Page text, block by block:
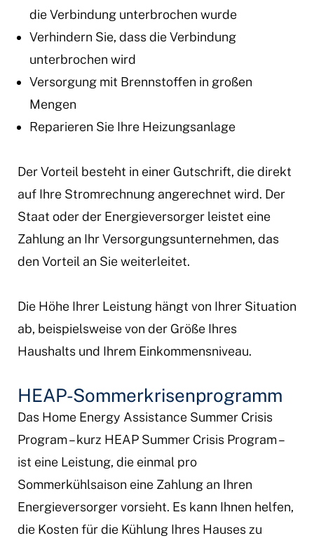
die Verbindung unterbrochen wurde
Verhindern Sie, dass die Verbindung
unterbrochen wird
Versorgung mit Brennstoffen in großen
Mengen
Reparieren Sie Ihre Heizungsanlage
Der Vorteil besteht in einer Gutschrift, die direkt
auf Ihre Stromrechnung angerechnet wird. Der
Staat oder der Energieversorger leistet eine
Zahlung an Ihr Versorgungsunternehmen, das
den Vorteil an Sie weiterleitet.
Die Höhe Ihrer Leistung hängt von Ihrer Situation
ab, beispielsweise von der Größe Ihres
Haushalts und Ihrem Einkommensniveau.
HEAP-Sommerkrisenprogramm
Das Home Energy Assistance Summer Crisis
Program – kurz HEAP Summer Crisis Program –
ist eine Leistung, die einmal pro
Sommerkühlsaison eine Zahlung an Ihren
Energieversorger vorsieht. Es kann Ihnen helfen,
die Kosten für die Kühlung Ihres Hauses zu